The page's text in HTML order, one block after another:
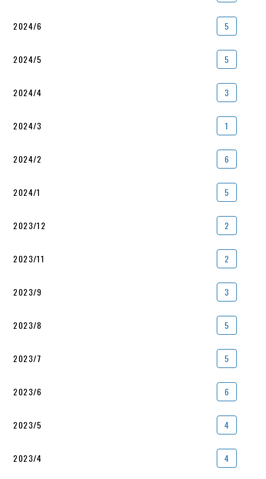
2024/6 5
2024/5 5
2024/4 3
2024/3 1
2024/2 6
2024/1 5
2023/12 2
2023/11 2
2023/9 3
2023/8 5
2023/7 5
2023/6 6
2023/5 4
2023/4 4